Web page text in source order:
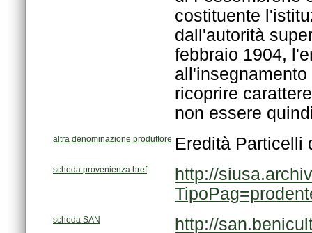
non essere
altra denominazione produttore Eredità Particelli
scheda provenienza href
scheda SAN